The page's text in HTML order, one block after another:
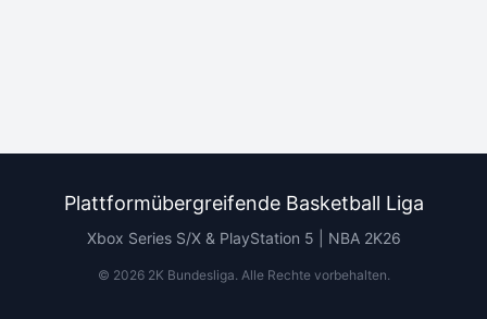
Plattformübergreifende Basketball Liga
Xbox Series S/X & PlayStation 5 | NBA 2K26
© 20262K Bundesliga. Alle Rechte vorbehalten.